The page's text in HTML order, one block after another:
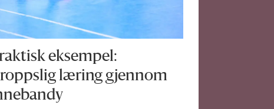
eksempel:
læring gjennom